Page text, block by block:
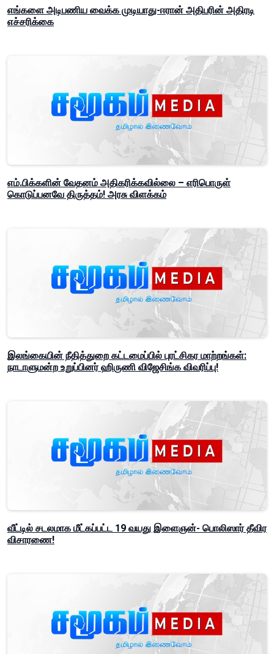
எங்களை அடிபணிய வைக்க முடியாது-ஈரான் அதிபரின் அதிரடி
எச்சரிக்கை
எம்.பிக்களின் வேதனம் அதிகரிக்கவில்லை – எரிபொருள்
கொடுப்பனவே திருத்தம்! அரசு விளக்கம்
இலங்கையின் நீதித்துறை கட்டமைப்பில் புரட்சிகர மாற்றங்கள்:
நாடாளுமன்ற உறுப்பினர் ஹிருணி விஜேசிங்க விவரிப்பு!
வீட்டில் சடலமாக மீட்கப்பட்ட 19 வயது இளைஞன்- பொலிஸார் தீவிர
விசாரணை!